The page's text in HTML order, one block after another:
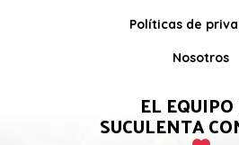
Políticas de
Nosotros
EL
SUCULENTA